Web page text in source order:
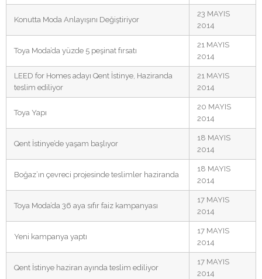
Konutta Moda Anlayışını Değiştiriyor
23 MAYIS
2014
Toya Moda’da yüzde 5 peşinat fırsatı
21 MAYIS
2014
LEED for Homes adayı Qent İstinye, Haziranda
teslim ediliyor
21 MAYIS
2014
Toya Yapı
20 MAYIS
2014
Qent İstinye’de yaşam başlıyor
18 MAYIS
2014
Boğaz’ın çevreci projesinde teslimler haziranda
18 MAYIS
2014
Toya Moda’da 36 aya sıfır faiz kampanyası
17 MAYIS
2014
Yeni kampanya yaptı
17 MAYIS
2014
Qent İstinye haziran ayında teslim ediliyor
17 MAYIS
2014